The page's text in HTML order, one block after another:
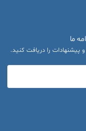
ما
پیشنهادات را دریافت کنید.